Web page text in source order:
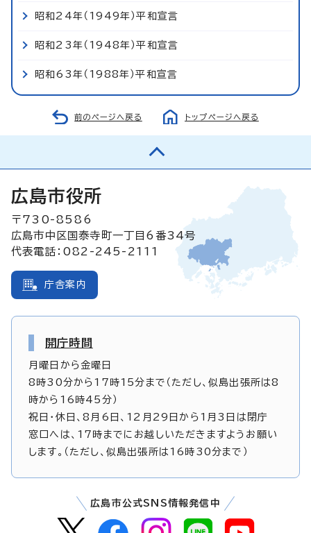
昭和24年（1949年）平和宣言
昭和23年（1948年）平和宣言
昭和63年（1988年）平和宣言
前のページへ戻る トップページへ戻る
広島市役所
〒730-8586
広島市中区国泰寺町一丁目6番34号
代表電話：082-245-2111
庁舎案内
開庁時間
月曜日から金曜日
8時30分から17時15分まで（ただし、似島出張所は8
時から16時45分）
祝日・休日、8月6日、12月29日から1月3日は閉庁
窓口へは、17時までにお越しいただきますようお願い
します。（ただし、似島出張所は16時30分まで）
広島市公式SNS情報発信中